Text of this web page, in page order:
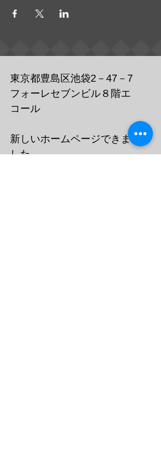
東京都豊島区池袋2－47－7
フォーレセブンビル８階エ
コール
​新しいホームページできま
した